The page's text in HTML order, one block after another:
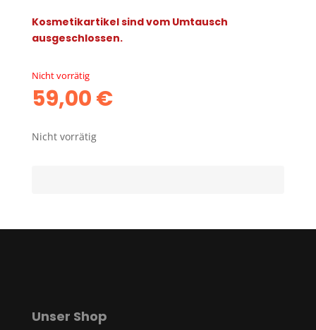
Kosmetikartikel sind vom Umtausch
ausgeschlossen.
Nicht vorrätig
59,00€
Nicht vorrätig
Unser Shop